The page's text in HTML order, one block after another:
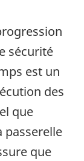
sécurité
est un
des
que
passerelle
que